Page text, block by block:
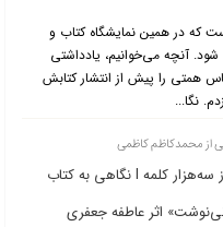
که در همین نمایشگاه کتاب و
آنچه می‌خوانیم، یادداشتی
همتی را پیش از انتشار کتابش
نگا...
از محمدکاظم کاظمی
بیش از سه‌هزار کلمه l نگاهی به کتاب
اثر عاطفه جعفری